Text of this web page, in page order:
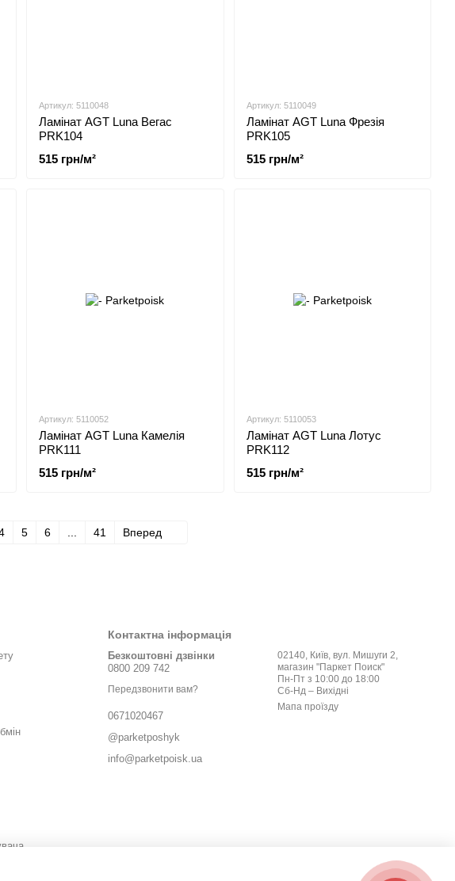
Артикул: 5110048
Ламінат AGT Luna Вегас
PRK104
515 грн/м²
Артикул: 5110049
Ламінат AGT Luna Фрезія
PRK105
515 грн/м²
Артикул: 5110052
Ламінат AGT Luna Камелія
PRK111
515 грн/м²
Артикул: 5110053
Ламінат AGT Luna Лотус
PRK112
515 грн/м²
5 6 41 Вперед
Контактна інформація
Безкоштовні дзвінки
0800 209 742
Передзвонити вам?
0671020467
@parketposhyk
info@parketpoisk.ua
02140, Київ, вул. Мишуги 2,
магазин "Паркет Поиск"
Пн-Пт з 10:00 до 18:00
Сб-Нд – Вихідні
Мапа проїзду